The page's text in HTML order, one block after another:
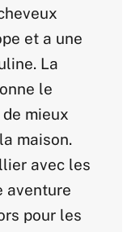
et a une
La
le
mieux
maison.
avec les
aventure
pour les